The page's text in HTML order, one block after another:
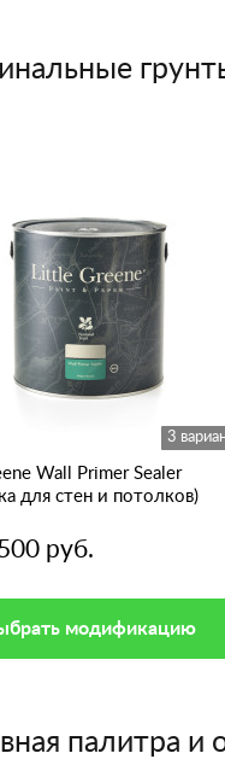
3
Wall Primer Sealer
для стен и потолков)
руб.
модификацию
палитра и